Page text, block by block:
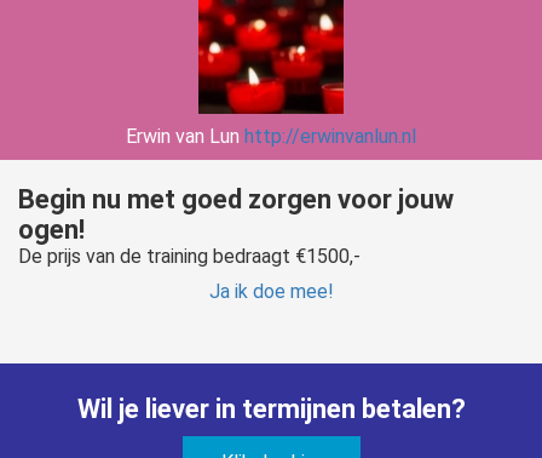
Erwin van Lun http://erwinvanlun.nl
Begin nu met goed zorgen voor jouw
ogen!
De prijs van de training bedraagt €1500,-
Ja ik doe mee!
Wil je liever in termijnen betalen?